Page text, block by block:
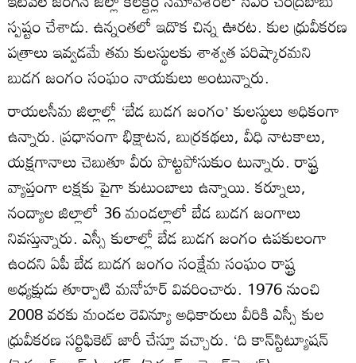
స్పష్టం చేశాడు. ఉన్నంతలో ఇదొక చిన్న ఊరట. కుల ధ్రువీకరణ
పత్రాలు ఇవ్వడమే తమ కులస్థులకు శాశ్వత పరిష్కారమని
బుడగ జంగం సంఘం నాయకులు అంటున్నారు.
రాయలసీమ జిల్లాల్లో ‘బేడ బుడగ జంగం’ కులస్థులు అధికంగా
ఉన్నారు. ప్రధానంగా భిక్షాటన, బుర్రకథలు, వీధి నాటకాలు,
యక్షగానాలు చెబుతూ వీరు పొట్టపోసుకుం టున్నారు. రాష్ట్ర
వ్యాప్తంగా లక్షకు పైగా కుటుంబాలు ఉన్నాయి. కర్నూలు,
నంద్యాల జిల్లాలో 36 మండల్లాలో బేడ బుడగ జంగాలు
నివస్తున్నారు. ఎస్సీ కులాల్లో బేడ బుడగ జంగం ఉపకులంగా
ఉందని ఏపీ బేడ బుడగ జంగం సంక్షేమ సంఘం రాష్ట్ర
అధ్యక్షుడు తూర్పాటి మనోహర్‌ వివరించారు. 1976 నుంచి
2008 వరకు మండల రెవిన్యూ అధికారులు వీరికి ఎస్సీ కుల
ధ్రువీకరణ సర్టిఫికెట్‌ జారీ చేస్తూ వచ్చారు. ‘ది కాన్‌స్టిట్యూషన్‌